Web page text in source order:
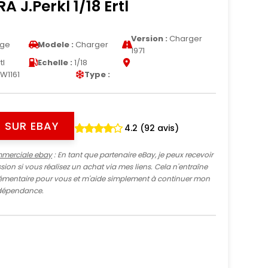
J.Perkl 1/18 Ertl
Modele : Charger
Version : Charger
1971
Echelle : 1/18
Type :
SUR EBAY 4.2 (92 avis)
ebay: En tant que partenaire eBay, je peux recevoir
si vous réalisez un achat via mes liens. Cela n'entraîne
pour vous et m'aide simplement à continuer mon